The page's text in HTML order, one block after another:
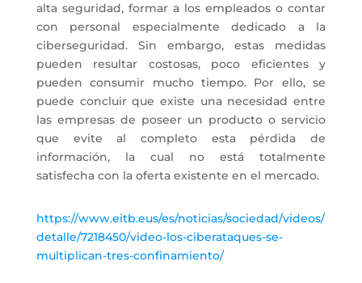
alta seguridad, formar a los empleados o contar
con personal especialmente dedicado a la
ciberseguridad. Sin embargo, estas medidas
pueden resultar costosas, poco eficientes y
pueden consumir mucho tiempo. Por ello, se
puede concluir que existe una necesidad entre
las empresas de poseer un producto o servicio
que evite al completo esta pérdida de
información, la cual no está totalmente
satisfecha con la oferta existente en el mercado.
https://www.eitb.eus/es/noticias/sociedad/videos/
detalle/7218450/video-los-ciberataques-se-
multiplican-tres-confinamiento/